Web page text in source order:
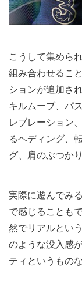
こうして集めら
組み合わせるこ
ションが追加さ
キルムーブ、パ
レブレーション
るヘディング、
グ、肩のぶつか
実際に遊んでみ
で感じることも
然でリアルとい
のような没入感
ティというもの